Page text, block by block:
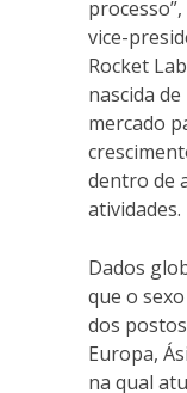
vice-
Rocket
nascida
mercado
dentro de
atividades.
Dados
que o
dos
Europa,
na qual